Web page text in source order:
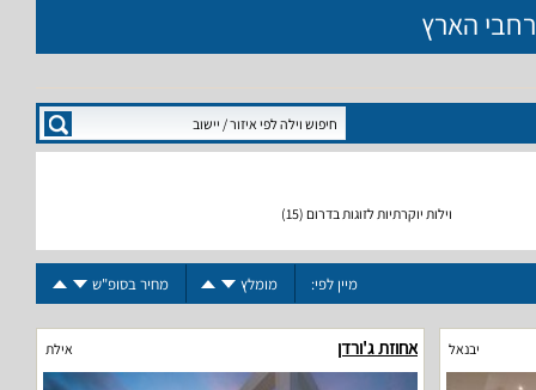
וילות יוקרתיות לזוגות בדרום (15)
מיין לפי: מומלץ מחיר בסופ"ש
יבנאל אחוזת ג'ורדן אילת